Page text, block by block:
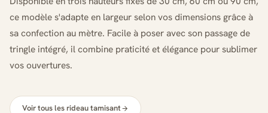
ce modèle s'adapte en largeur selon vos dimensions grâce à
sa confection au mètre. Facile à poser avec son passage de
tringle intégré, il combine praticité et élégance pour sublimer
vos ouvertures.
Voir tous les rideau tamisant